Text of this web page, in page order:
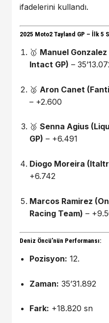
ifadelerini kullandı.
2025 Moto2 Tayland GP – İlk 5
🥇 Manuel
Intact GP) –
🥈 Aron Canet
– +2.600
🥉 Senna Agius
GP) – +6.491
Diogo Moreira
+6.742
Marcos Ramirez
Racing Team) –
Deniz Öncü’nün Performansı:
Pozisyon: 12.
Zaman: 35’31.892
Fark: +18.820 sn